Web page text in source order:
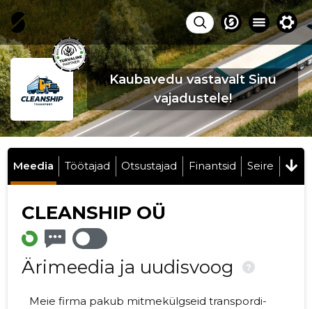
Kaubavedu vastavalt Sinu
vajadustele!
Meedia Töötajad Otsustajad Finantsid Seire
CLEANSHIP OÜ
Ärimeedia ja uudisvoog ?
Meie firma pakub mitmekülgseid transpordi-